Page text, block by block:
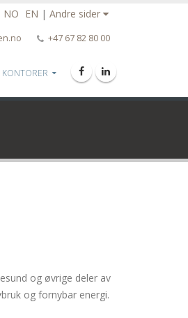
NO EN | Andre sider
+47 67 82 80 00
KONTORER
og øvrige deler av
og fornybar energi.